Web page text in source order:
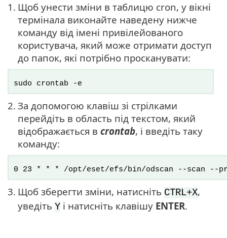
1. Щоб унести зміни в таблицю cron, у вікні
термінала виконайте наведену нижче
команду від імені привілейованого
користувача, який може отримати доступ
до папок, які потрібно просканувати:
sudo crontab -e
2. За допомогою клавіш зі стрілками
перейдіть в область під текстом, який
відображається в crontab, і введіть таку
команду:
0 23 * * * /opt/eset/efs/bin/odscan --scan --
3. Щоб зберегти зміни, натисніть CTRL+X,
уведіть Y і натисніть клавішу ENTER.